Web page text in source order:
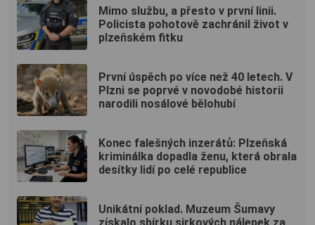
Mimo službu, a přesto v první linii.
Policista pohotově zachránil život v
plzeňském fitku
První úspěch po více než 40 letech. V
Plzni se poprvé v novodobé historii
narodili nosálové bělohubí
Konec falešných inzerátů: Plzeňská
kriminálka dopadla ženu, která obrala
desítky lidí po celé republice
Unikátní poklad. Muzeum Šumavy